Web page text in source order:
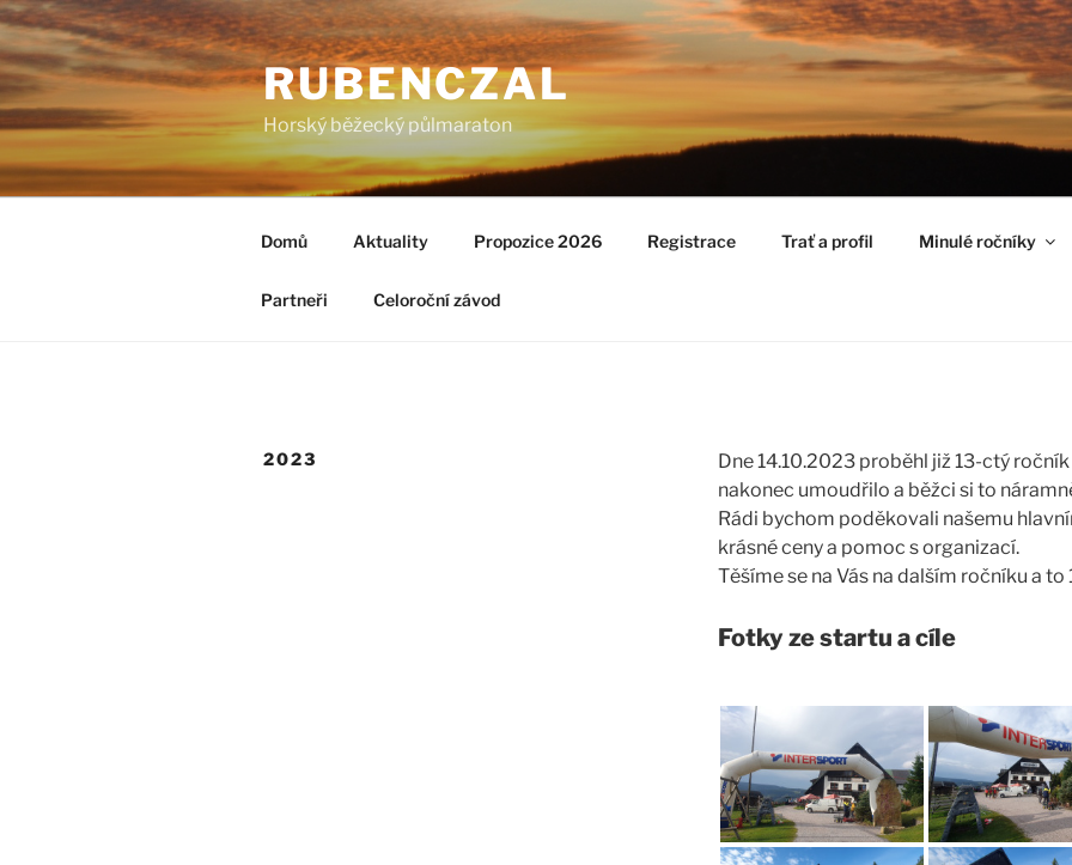
Přejít
k
obsahu
webu
RUBENCZAL
Horský běžecký půlmaraton
Domů Aktuality Propozice 2026 Registrace Trať a profil Minulé ročníky
Partneři Celoroční závod
2023
Dne 14.10.2023 proběhl již 13-ctý
nakonec umoudřilo a běžci si to
Rádi bychom poděkovali našemu
krásné ceny a pomoc s organizací.
Těšíme se na Vás na dalším ročníku a to
Fotky ze startu a cíle